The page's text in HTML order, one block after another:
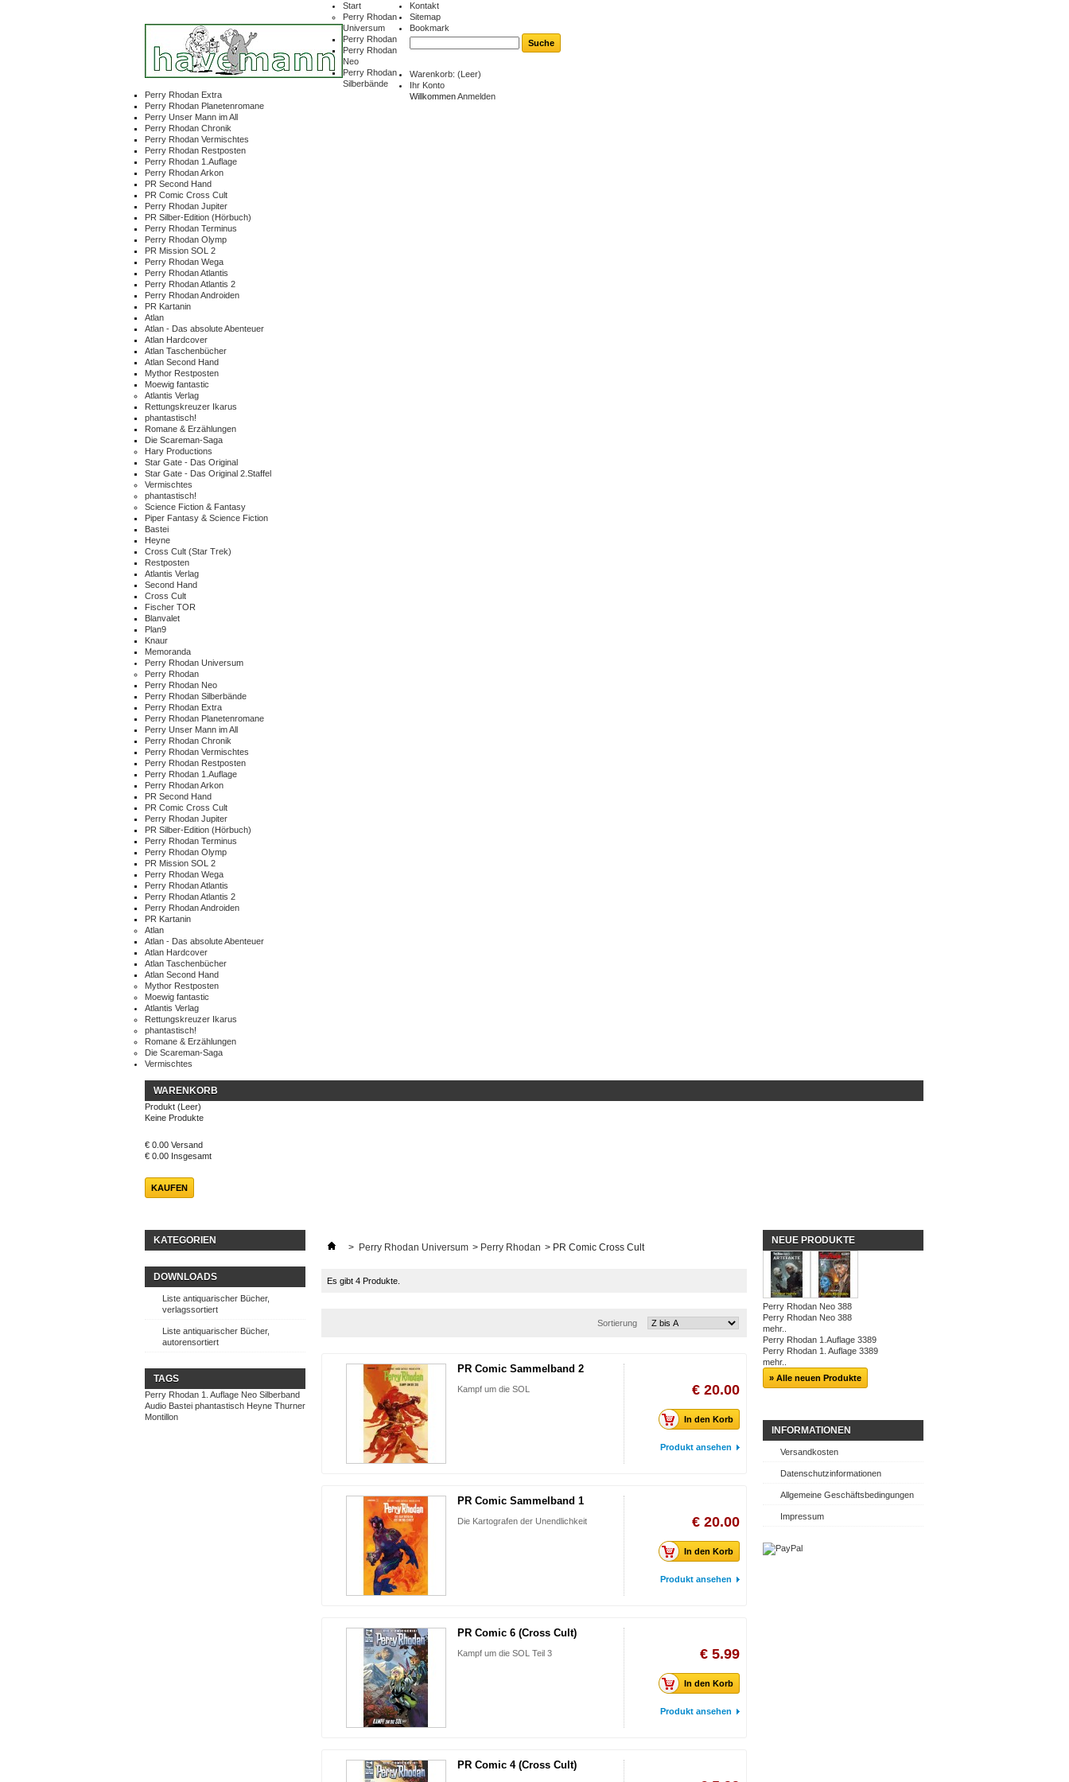
Kontakt
Sitemap
Bookmark
Warenkorb: (Leer)
Ihr Konto
WillkommenAnmelden
Start
Perry Rhodan
Universum
Perry Rhodan
Perry Rhodan
Neo
Perry Rhodan
Silberbände
Perry Rhodan Extra
Perry Rhodan Planetenromane
Perry Unser Mann im All
Perry Rhodan Chronik
Perry Rhodan Vermischtes
Perry Rhodan Restposten
Perry Rhodan 1.Auflage
Perry Rhodan Arkon
PR Second Hand
PR Comic Cross Cult
Perry Rhodan Jupiter
PR Silber-Edition (Hörbuch)
Perry Rhodan Terminus
Perry Rhodan Olymp
PR Mission SOL 2
Perry Rhodan Wega
Perry Rhodan Atlantis
Perry Rhodan Atlantis 2
Perry Rhodan Androiden
PR Kartanin
Atlan
Atlan - Das absolute Abenteuer
Atlan Hardcover
Atlan Taschenbücher
Atlan Second Hand
Mythor Restposten
Moewig fantastic
Atlantis Verlag
Rettungskreuzer Ikarus
phantastisch!
Romane & Erzählungen
Die Scareman-Saga
Hary Productions
Star Gate - Das Original
Star Gate - Das Original 2.Staffel
Vermischtes
phantastisch!
Science Fiction & Fantasy
Piper Fantasy & Science Fiction
Bastei
Heyne
Cross Cult (Star Trek)
Restposten
Atlantis Verlag
Second Hand
Cross Cult
Fischer TOR
Blanvalet
Plan9
Knaur
Memoranda
Perry Rhodan Universum
Perry Rhodan
Perry Rhodan Neo
Perry Rhodan Silberbände
Perry Rhodan Extra
Perry Rhodan Planetenromane
Perry Unser Mann im All
Perry Rhodan Chronik
Perry Rhodan Vermischtes
Perry Rhodan Restposten
Perry Rhodan 1.Auflage
Perry Rhodan Arkon
PR Second Hand
PR Comic Cross Cult
Perry Rhodan Jupiter
PR Silber-Edition (Hörbuch)
Perry Rhodan Terminus
Perry Rhodan Olymp
PR Mission SOL 2
Perry Rhodan Wega
Perry Rhodan Atlantis
Perry Rhodan Atlantis 2
Perry Rhodan Androiden
PR Kartanin
Atlan
Atlan - Das absolute Abenteuer
Atlan Hardcover
Atlan Taschenbücher
Atlan Second Hand
Mythor Restposten
Moewig fantastic
Atlantis Verlag
Rettungskreuzer Ikarus
phantastisch!
Romane & Erzählungen
Die Scareman-Saga
Vermischtes
WARENKORB
Produkt (Leer)
Keine Produkte
€ 0.00 Versand
€ 0.00 Insgesamt
KAUFEN
KATEGORIEN
DOWNLOADS
Liste antiquarischer Bücher,
verlagssortiert
Liste antiquarischer Bücher,
autorensortiert
TAGS
Perry Rhodan 1. Auflage Neo Silberband
Audio Bastei phantastisch Heyne Thurner
Montillon
> Perry Rhodan Universum > Perry Rhodan > PR Comic Cross Cult
Es gibt 4 Produkte.
Sortierung
PR Comic Sammelband 2
Kampf um die SOL € 20.00
In den Korb
Produkt ansehen
PR Comic Sammelband 1
Die Kartografen der Unendlichkeit € 20.00
In den Korb
Produkt ansehen
PR Comic 6 (Cross Cult)
Kampf um die SOL Teil 3 € 5.99
In den Korb
Produkt ansehen
PR Comic 4 (Cross Cult)
NEUE PRODUKTE
Perry Rhodan Neo 388
Perry Rhodan Neo 388
mehr..
Perry Rhodan 1.Auflage 3389
Perry Rhodan 1. Auflage 3389
mehr..
» Alle neuen Produkte
INFORMATIONEN
Versandkosten
Datenschutzinformationen
Allgemeine Geschäftsbedingungen
Impressum